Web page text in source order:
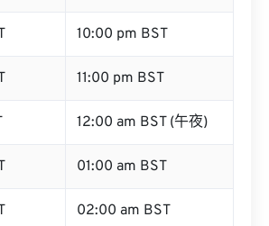
10:00 pm BST
11:00 pm BST
12:00 am BST (午夜)
01:00 am BST
02:00 am BST